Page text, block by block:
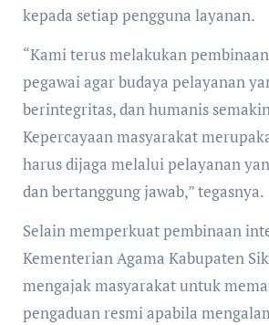
kepada setiap pengguna layanan.
“Kami terus melakukan
pegawai agar budaya pelayanan
berintegritas, dan humanis
Kepercayaan masyarakat
harus dijaga melalui pelayanan
dan bertanggung jawab,” tegasnya.
Selain memperkuat pembinaan
Kementerian Agama Kabupaten
mengajak masyarakat untuk
pengaduan resmi apabila